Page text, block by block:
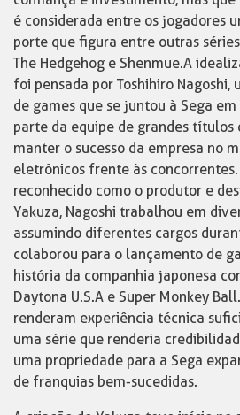
é considerada entre os jogadores
porte que figura entre outras
The Hedgehog e Shenmue.A
foi pensada por Toshihiro Nagoshi,
de games que se juntou à Sega
parte da equipe de grandes títulos
manter o sucesso da empresa no
eletrônicos frente às
reconhecido como o produtor e
Yakuza, Nagoshi trabalhou em
assumindo diferentes cargos
colaborou para o lançamento de
história da companhia japonesa
Daytona U.S.A e Super Monkey
renderam experiência técnica
uma série que renderia
uma propriedade para a Sega
de franquias bem-sucedidas.